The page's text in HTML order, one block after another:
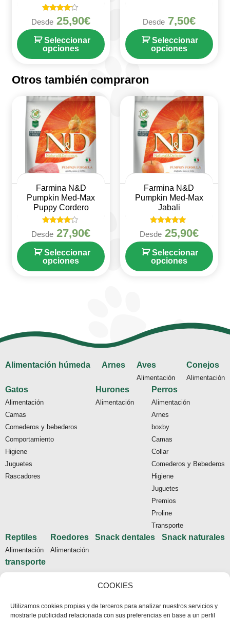
COOKIES
Utilizamos cookies propias y de terceros para analizar nuestros servicios y
mostrarle publicidad relacionada con sus preferencias en base a un perfil
Valorado
en
4
de 5
Desde 25,90€
Seleccionar
opciones
de 5
Desde 7,50€
Seleccionar
opciones
Otros también compraron
Farmina N&D
Pumpkin Med-Max
Puppy Cordero
Valorado
en
4
de 5
Desde 27,90€
Seleccionar
opciones
Farmina N&D
Pumpkin Med-Max
Jabali
Valorado en
5
de 5
Desde 25,90€
Seleccionar
opciones
Alimentación húmeda Arnes Aves
Alimentación
Conejos
Alimentación
Gatos
Alimentación
Camas
Comederos y bebederos
Comportamiento
Higiene
Juguetes
Rascadores
Hurones
Alimentación
Perros
Alimentación
Arnes
boxby
Camas
Collar
Comederos y Bebederos
Higiene
Juguetes
Premios
Proline
Transporte
Reptiles
Alimentación
Roedores
Alimentación
Snack dentales Snack naturales
transporte
Contacto